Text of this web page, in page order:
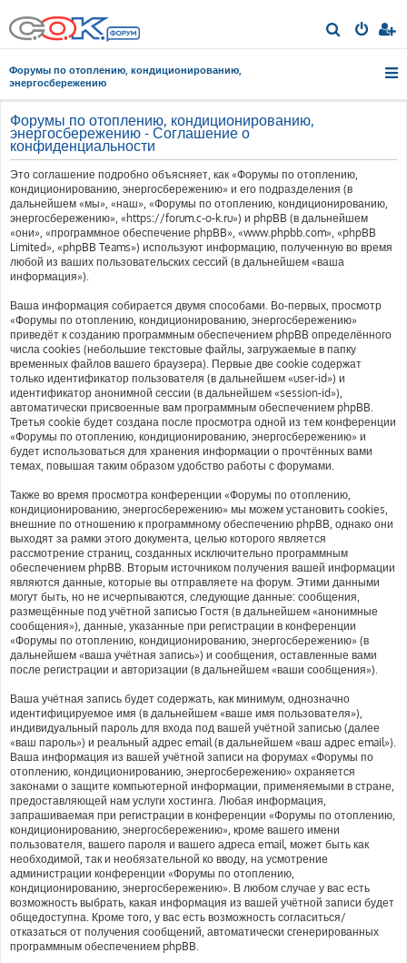
о
Форумы по отоплению, кондиционированию,
энергосбережению
Форумы по отоплению, кондиционированию,
энергосбережению - Соглашение о
конфиденциальности
Это соглашение подробно объясняет, как «Форумы по отоплению,
кондиционированию, энергосбережению» и его подразделения (в
дальнейшем «мы», «наш», «Форумы по отоплению, кондиционированию,
энергосбережению», «https://forum.c-o-k.ru») и phpBB (в дальнейшем
«они», «программное обеспечение phpBB», «www.phpbb.com», «phpBB
Limited», «phpBB Teams») используют информацию, полученную во время
любой из ваших пользовательских сессий (в дальнейшем «ваша
информация»).
Ваша информация собирается двумя способами. Во-первых, просмотр
«Форумы по отоплению, кондиционированию, энергосбережению»
приведёт к созданию программным обеспечением phpBB определённого
числа cookies (небольшие текстовые файлы, загружаемые в папку
временных файлов вашего браузера). Первые две cookie содержат
только идентификатор пользователя (в дальнейшем «user-id») и
идентификатор анонимной сессии (в дальнейшем «session-id»),
автоматически присвоенные вам программным обеспечением phpBB.
Третья cookie будет создана после просмотра одной из тем конференции
«Форумы по отоплению, кондиционированию, энергосбережению» и
будет использоваться для хранения информации о прочтённых вами
темах, повышая таким образом удобство работы с форумами.
Также во время просмотра конференции «Форумы по отоплению,
кондиционированию, энергосбережению» мы можем установить cookies,
внешние по отношению к программному обеспечению phpBB, однако они
выходят за рамки этого документа, целью которого является
рассмотрение страниц, созданных исключительно программным
обеспечением phpBB. Вторым источником получения вашей информации
являются данные, которые вы отправляете на форум. Этими данными
могут быть, но не исчерпываются, следующие данные: сообщения,
размещённые под учётной записью Гостя (в дальнейшем «анонимные
сообщения»), данные, указанные при регистрации в конференции
«Форумы по отоплению, кондиционированию, энергосбережению» (в
дальнейшем «ваша учётная запись») и сообщения, оставленные вами
после регистрации и авторизации (в дальнейшем «ваши сообщения»).
Ваша учётная запись будет содержать, как минимум, однозначно
идентифицируемое имя (в дальнейшем «ваше имя пользователя»),
индивидуальный пароль для входа под вашей учётной записью (далее
«ваш пароль») и реальный адрес email (в дальнейшем «ваш адрес email»).
Ваша информация из вашей учётной записи на форумах «Форумы по
отоплению, кондиционированию, энергосбережению» охраняется
законами о защите компьютерной информации, применяемыми в стране,
предоставляющей нам услуги хостинга. Любая информация,
запрашиваемая при регистрации в конференции «Форумы по отоплению,
кондиционированию, энергосбережению», кроме вашего имени
пользователя, вашего пароля и вашего адреса email, может быть как
необходимой, так и необязательной ко вводу, на усмотрение
администрации конференции «Форумы по отоплению,
кондиционированию, энергосбережению». В любом случае у вас есть
возможность выбрать, какая информация из вашей учётной записи будет
общедоступна. Кроме того, у вас есть возможность согласиться/
отказаться от получения сообщений, автоматически сгенерированных
программным обеспечением phpBB.